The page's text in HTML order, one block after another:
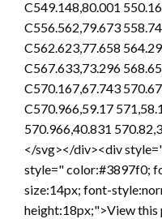
C549.148,80.001
C556.562,79.673
C562.623,77.658
C567.633,73.296
C570.167,67.743
C570.966,59.17
570.966,40.831
</svg></div><div
style=" color:#3897f0;
size:14px; font-
height:18px;">View